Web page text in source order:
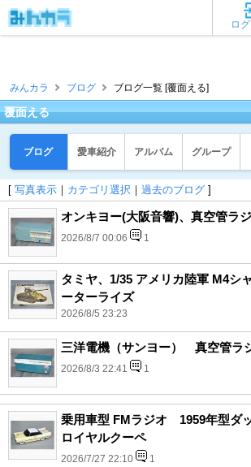
ロ
みんカラ ブログ ブログ一覧 [覆面える]
覆面える
ブログ 愛車紹介 アルバム グループ
[ 写真表示 ｜ カテゴリ選択 ｜ 過去のブログ ]
オンキヨー(大阪音響)、真空管ラ
2026/8/7 00:06 1
タミヤ、1/35 アメリカ陸軍 M4シ
ーターライズ
2026/8/5 23:23
三洋電機（サンヨー） 真空管ラ
2026/8/3 22:41 1
乗用車型 FMラジオ 1959年型ダ
ロイヤルクーペ
2026/7/27 22:10 1